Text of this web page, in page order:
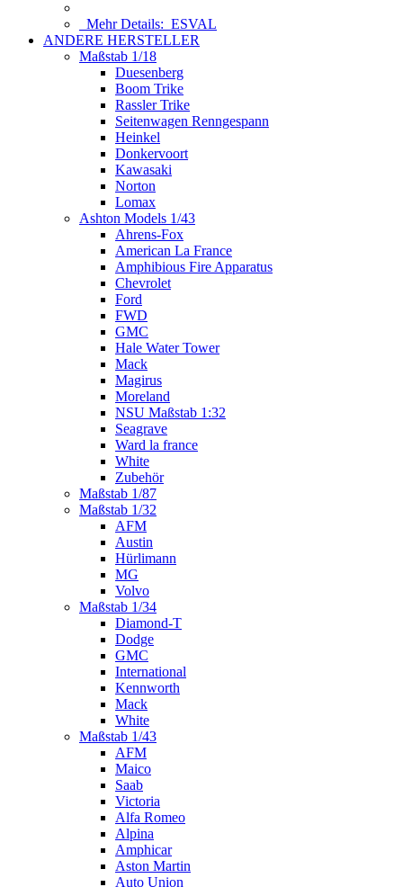
Mehr Details: ESVAL
ANDERE HERSTELLER
Maßstab 1/18
Duesenberg
Boom Trike
Rassler Trike
Seitenwagen Renngespann
Heinkel
Donkervoort
Kawasaki
Norton
Lomax
Ashton Models 1/43
Ahrens-Fox
American La France
Amphibious Fire Apparatus
Chevrolet
Ford
FWD
GMC
Hale Water Tower
Mack
Magirus
Moreland
NSU Maßstab 1:32
Seagrave
Ward la france
White
Zubehör
Maßstab 1/87
Maßstab 1/32
AFM
Austin
Hürlimann
MG
Volvo
Maßstab 1/34
Diamond-T
Dodge
GMC
International
Kennworth
Mack
White
Maßstab 1/43
AFM
Maico
Saab
Victoria
Alfa Romeo
Alpina
Amphicar
Aston Martin
Auto Union